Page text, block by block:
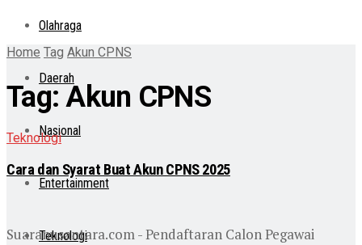
Olahraga
Daerah
Nasional
Entertainment
Teknologi
Home Tag Akun CPNS
Tag:Akun CPNS
Teknologi
Cara dan Syarat Buat Akun CPNS 2025
Suaranusantara.com - Pendaftaran Calon Pegawai